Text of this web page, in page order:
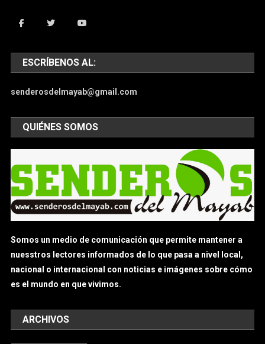
ESCRÍBENOS AL:
senderosdelmayab@gmail.com
QUIÉNES SOMOS
Somos un medio de comunicación que permite mantener a
nuesstros lectores informados de lo que pasa a nivel local,
nacional o internacional con noticias e imágenes sobre cómo
es el mundo en que vivimos.
ARCHIVOS